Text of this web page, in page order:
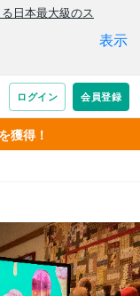
獲得！